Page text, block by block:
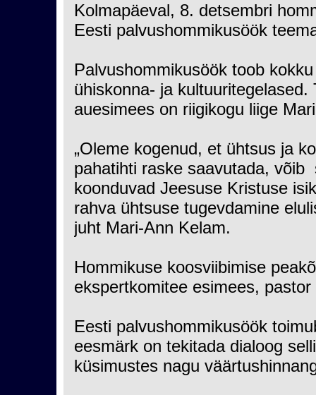
Kolmapäeval, 8. detsembri
Eesti palvushommikusöök
Palvushommikusöök toob
ühiskonna- ja
auesimees on riigikogu liige
„Oleme kogenud, et ühtsus ja
pahatihti raske saavutada,
koonduvad Jeesuse Kristuse
rahva ühtsuse tugevdamine
juht Mari-Ann Kelam.
Hommikuse koosviibimise
ekspertkomitee esimees, pastor
Eesti palvushommikusöök
eesmärk on tekitada dialoog
küsimustes nagu